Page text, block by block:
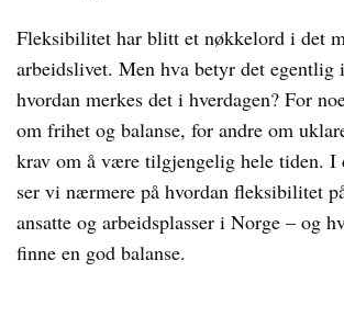
Fleksibilitet har blitt et nøkkelord i det
arbeidslivet. Men hva betyr det egentlig
hvordan merkes det i hverdagen? For
om frihet og balanse, for andre om
krav om å være tilgjengelig hele tiden. I
ser vi nærmere på hvordan fleksibilitet
ansatte og arbeidsplasser i Norge – og
finne en god balanse.